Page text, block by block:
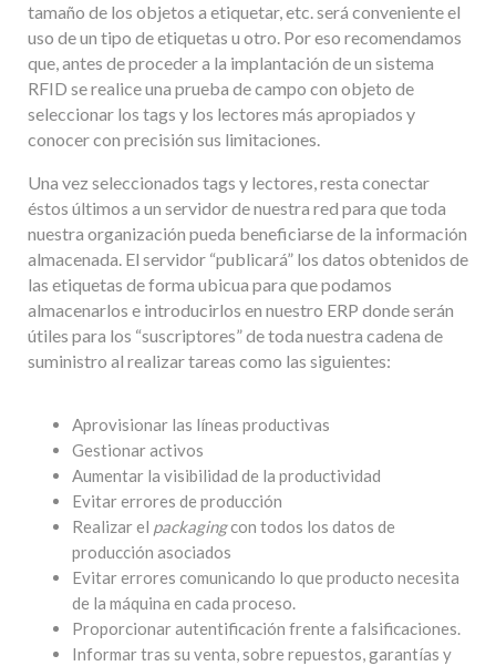
tamaño de los objetos a etiquetar, etc. será conveniente el
uso de un tipo de etiquetas u otro. Por eso recomendamos
que, antes de proceder a la implantación de un sistema
RFID se realice una prueba de campo con objeto de
seleccionar los tags y los lectores más apropiados y
conocer con precisión sus limitaciones.
Una vez seleccionados tags y lectores, resta conectar
éstos últimos a un servidor de nuestra red para que toda
nuestra organización pueda beneficiarse de la información
almacenada. El servidor “publicará” los datos obtenidos de
las etiquetas de forma ubicua para que podamos
almacenarlos e introducirlos en nuestro ERP donde serán
útiles para los “suscriptores” de toda nuestra cadena de
suministro al realizar tareas como las siguientes:
Aprovisionar las líneas productivas
Gestionar activos
Aumentar la visibilidad de la productividad
Evitar errores de producción
Realizar el packagingcon todos los datos de
producción asociados
Evitar errores comunicando lo que producto necesita
de la máquina en cada proceso.
Proporcionar autentificación frente a falsificaciones.
Informar tras su venta, sobre repuestos, garantías y